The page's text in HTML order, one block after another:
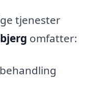
tjenester
omfatter: